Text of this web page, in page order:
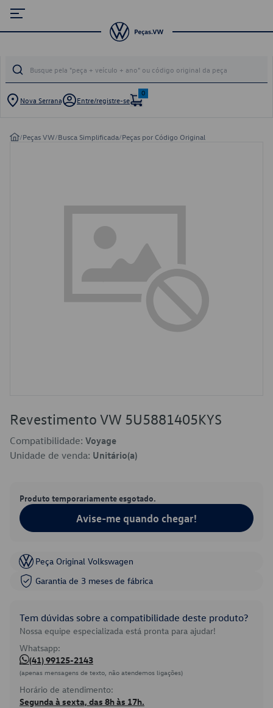
Nova Serrana Entre/registre-se
0
/Peças VW/Busca Simplificada/Peças por Código Original
Revestimento VW 5U5881405KYS
Compatibilidade: Voyage
Unidade de venda: Unitário(a)
Produto temporariamente esgotado.
Avise-me quando chegar!
Peça Original Volkswagen
Garantia de 3 meses de fábrica
Tem dúvidas sobre a compatibilidade deste produto?
Nossa equipe especializada está pronta para ajudar!
Whatsapp:
(41) 99125-2143
(apenas mensagens de texto, não atendemos ligações)
Horário de atendimento:
Segunda à sexta, das 8h às 17h.